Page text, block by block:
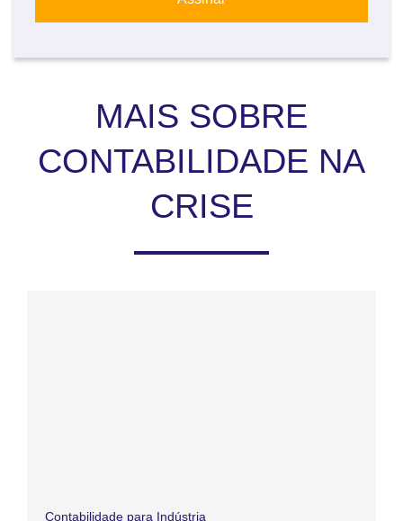
MAIS SOBRE
CONTABILIDADE NA
CRISE
Contabilidade para Indústria